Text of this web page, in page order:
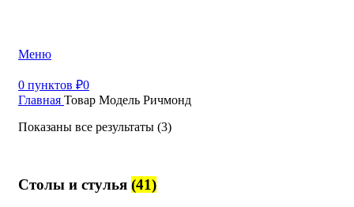
Меню
0 пунктов ₽0
Главная Товар Модель Ричмонд
Показаны все результаты (3)
Столы и стулья (41)